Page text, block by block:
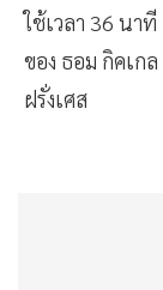
ใช้เวลา 36 นา
ของ ธอม กิคเก
ฝรั่งเศส